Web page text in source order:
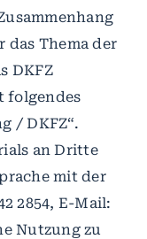
Thema der
DKFZ
folgendes
/ DKFZ“.
an Dritte
mit der
2854, E-Mail:
Nutzung zu